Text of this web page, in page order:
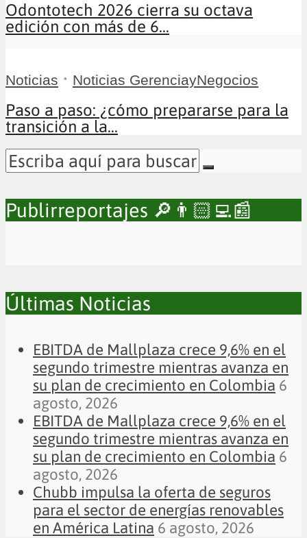
Odontotech 2026 cierra su octava
edición con más de 6...
Noticias • Noticias GerenciayNegocios
Paso a paso: ¿cómo prepararse para la
transición a la...
Publirreportajes 🔎👨🏻‍💻📰
Últimas Noticias
EBITDA de Mallplaza crece 9,6% en el
segundo trimestre mientras avanza en
su plan de crecimiento en Colombia 6
agosto, 2026
EBITDA de Mallplaza crece 9,6% en el
segundo trimestre mientras avanza en
su plan de crecimiento en Colombia 6
agosto, 2026
Chubb impulsa la oferta de seguros
para el sector de energías renovables
en América Latina 6 agosto, 2026